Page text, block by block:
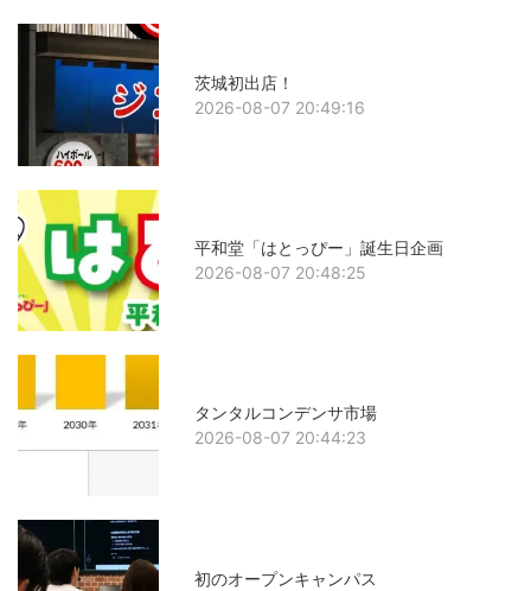
茨城初出店！
2026-08-07 20:49:16
平和堂「はとっぴー」誕生日企画
2026-08-07 20:48:25
タンタルコンデンサ市場
2026-08-07 20:44:23
初のオープンキャンパス